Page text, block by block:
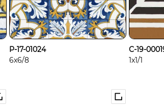
P-17-01024
6x6/8
C-19-
1x1/1